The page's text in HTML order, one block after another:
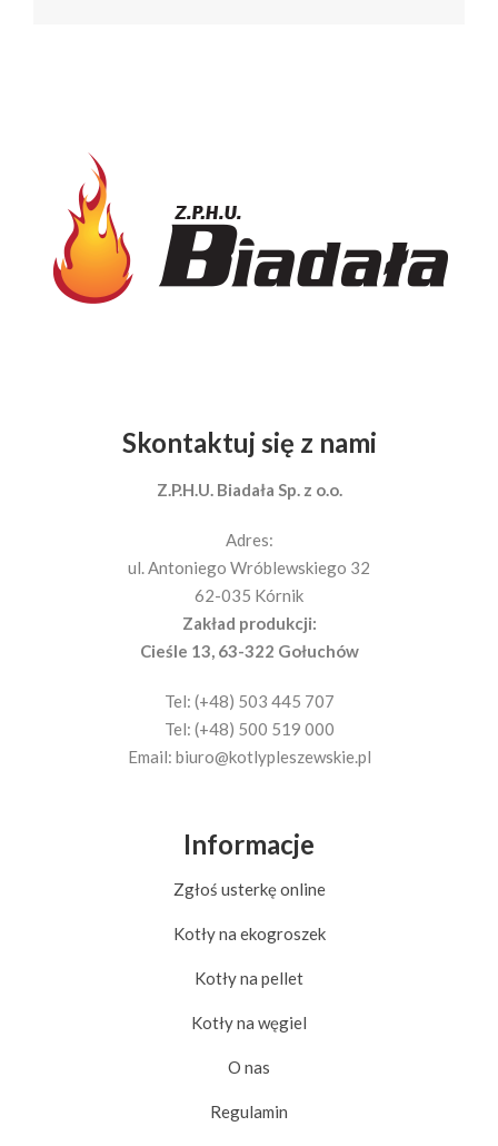
Skontaktuj się z nami
Z.P.H.U. Biadała Sp. z o.o.
Adres:
ul. Antoniego Wróblewskiego 32
62-035 Kórnik
Zakład produkcji:
Cieśle 13, 63-322 Gołuchów
Tel: (+48) 503 445 707
Tel: (+48) 500 519 000
Email: biuro@kotlypleszewskie.pl
Informacje
Zgłoś usterkę online
Kotły na ekogroszek
Kotły na pellet
Kotły na węgiel
O nas
Regulamin